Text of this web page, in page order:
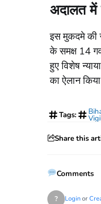
अदालत में
​इस मुकदमे की
के समक्ष 14
हुए विशेष
का ऐलान
Tags:
Share this
Comments
? Loginor